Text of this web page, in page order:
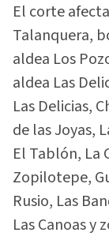
El corte
Talanquera,
aldea Los
aldea Las
Las Delicias,
de las Joyas,
El Tablón, La
Zopilotepe,
Rusio, Las
Las Canoas y